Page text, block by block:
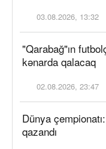
03.08.2026, 13:32
"Qarabağ"ın
kənarda qalacaq
02.08.2026, 23:47
Dünya
qazandı